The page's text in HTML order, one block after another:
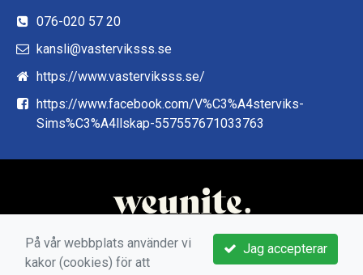
076-020 57 20
kansli@vasterviksss.se
https://www.vasterviksss.se/
https://www.facebook.com/V%C3%A4sterviks-
Sims%C3%A4llskap-557557671033763
Jag accepterar
På vår webbplats använder vi
kakor (cookies) för att